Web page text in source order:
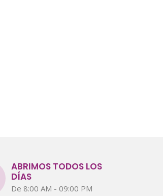
ABRIMOS TODOS LOS
DÍAS
De 8:00 AM - 09:00 PM